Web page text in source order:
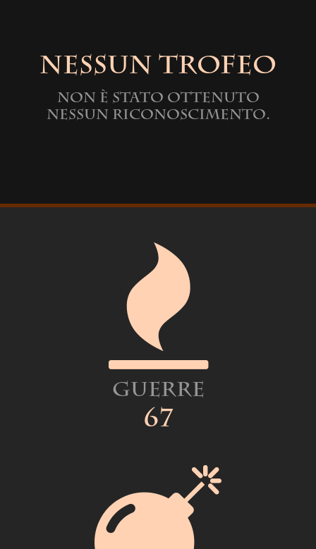
Nessun trofeo
Non è stato ottenuto
nessun riconoscimento.
Guerre
67